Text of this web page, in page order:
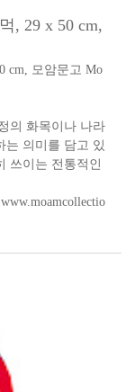
, 29 x 50 cm,
cm, 모암문고 Mo
의 화목이나 나라
는 의미를 담고 있
쓰이는 전통적인